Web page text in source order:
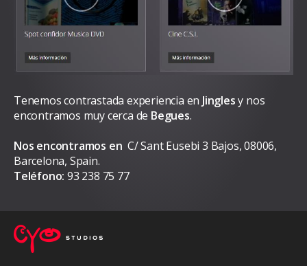
Tenemos contrastada experiencia en Jinglesy nos
encontramos muy cerca de Begues.
Nos encontramos en C/ Sant Eusebi 3 Bajos, 08006,
Barcelona, Spain.
Teléfono: 93 238 75 77